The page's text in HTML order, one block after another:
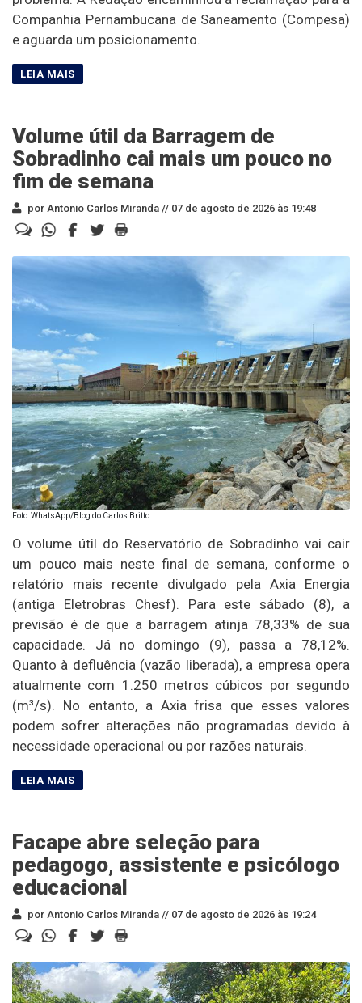
Companhia Pernambucana de Saneamento (Compesa)
e aguarda um posicionamento.
Volume útil da Barragem de
Sobradinho cai mais um pouco no
fim de semana
por Antonio Carlos Miranda // 07 de agosto de 2026 às 19:48
Foto: WhatsApp/Blog do Carlos Britto
O volume útil do Reservatório de Sobradinho vai cair
um pouco mais neste final de semana, conforme o
relatório mais recente divulgado pela Axia Energia
(antiga Eletrobras Chesf). Para este sábado (8), a
previsão é de que a barragem atinja 78,33% de sua
capacidade. Já no domingo (9), passa a 78,12%.
Quanto à defluência (vazão liberada), a empresa opera
atualmente com 1.250 metros cúbicos por segundo
(m³/s). No entanto, a Axia frisa que esses valores
podem sofrer alterações não programadas devido à
necessidade operacional ou por razões naturais.
Facape abre seleção para
pedagogo, assistente e psicólogo
educacional
por Antonio Carlos Miranda // 07 de agosto de 2026 às 19:24